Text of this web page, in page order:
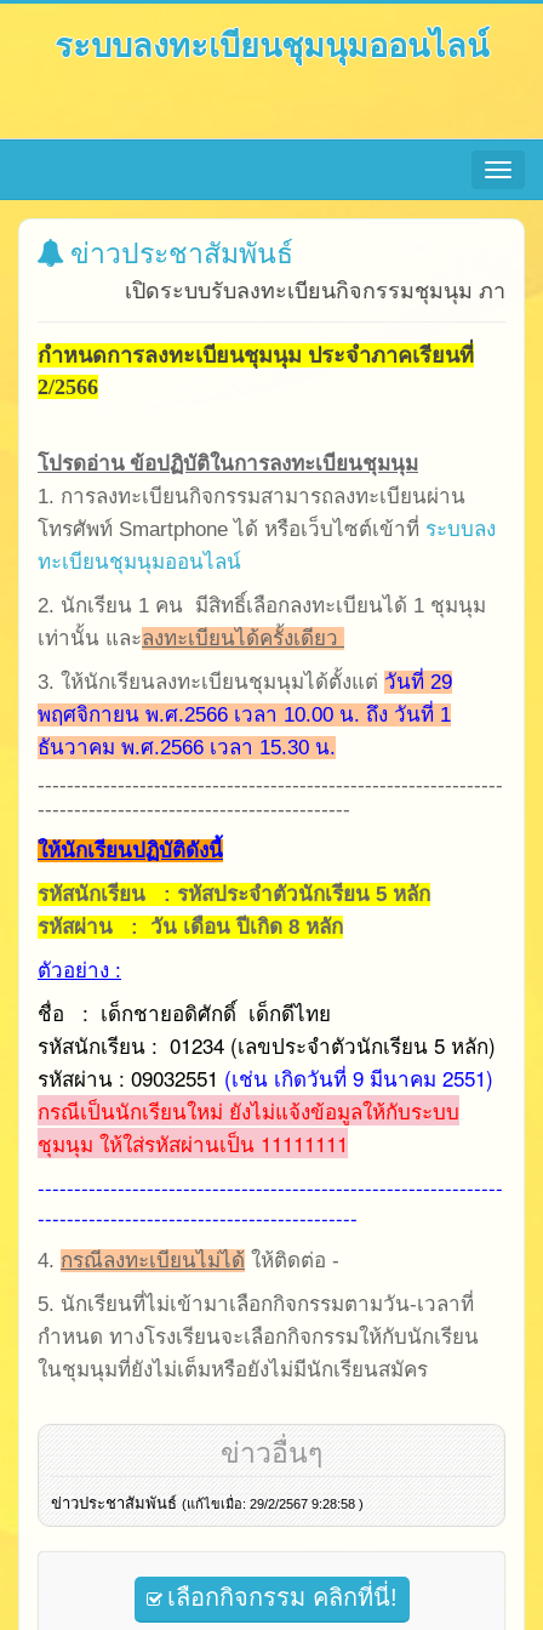
ระบบลงทะเบียนชุมนุมออนไลน์
Toggle
ข่าวประชาสัมพันธ์
เปิดระบบรับลงทะเบียนกิจกรรมชุมนุม ภาคเรี
กำหนดการลงทะเบียนชุมนุม ประจำภาคเรียนที่
2/2566
โปรดอ่าน ข้อปฏิบัติในการลงทะเบียนชุมนุม
1. การลงทะเบียนกิจกรรมสามารถลงทะเบียนผ่าน
โทรศัพท์ Smartphone ได้ หรือเว็บไซต์เข้าที่ ระบบลง
ทะเบียนชุมนุมออนไลน์
2. นักเรียน 1 คน มีสิทธิ์เลือกลงทะเบียนได้ 1 ชุมนุม
เท่านั้น และลงทะเบียนได้ครั้งเดียว
3. ให้นักเรียนลงทะเบียนชุมนุมได้ตั้งแต่ วันที่ 29
พฤศจิกายน พ.ศ.2566 เวลา 10.00 น. ถึง วันที่ 1
ธันวาคม พ.ศ.2566 เวลา 15.30 น.
----------------------------------------------------------------
-------------------------------------------
ให้นักเรียนปฏิบัติดังนี้
รหัสนักเรียน : รหัสประจำตัวนักเรียน 5 หลัก
รหัสผ่าน : วัน เดือน ปีเกิด 8 หลัก
ตัวอย่าง :
ชื่อ : เด็กชายอดิศักดิ์ เด็กดีไทย
รหัสนักเรียน : 01234 (เลขประจำตัวนักเรียน 5 หลัก)
รหัสผ่าน : 09032551 (เช่น เกิดวันที่ 9 มีนาคม 2551)
กรณีเป็นนักเรียนใหม่ ยังไม่แจ้งข้อมูลให้กับระบบ
ชุมนุม ให้ใส่รหัสผ่านเป็น 11111111
----------------------------------------------------------------
--------------------------------------------
4. กรณีลงทะเบียนไม่ได้ ให้ติดต่อ -
5. นักเรียนที่ไม่เข้ามาเลือกกิจกรรมตามวัน-เวลาที่
กำหนด ทางโรงเรียนจะเลือกกิจกรรมให้กับนักเรียน
ในชุมนุมที่ยังไม่เต็มหรือยังไม่มีนักเรียนสมัคร
ข่าวอื่นๆ
ข่าวประชาสัมพันธ์ (แก้ไขเมื่อ: 29/2/2567 9:28:58 )
เลือกกิจกรรม คลิกที่นี่!